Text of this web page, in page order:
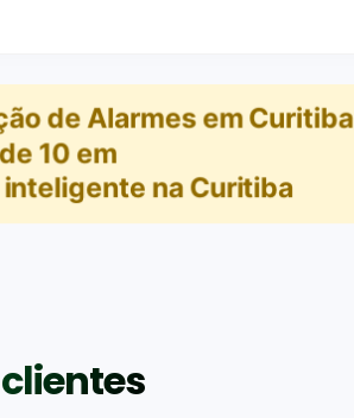
de Alarmes em Curitiba
de 10 em
na Curitiba